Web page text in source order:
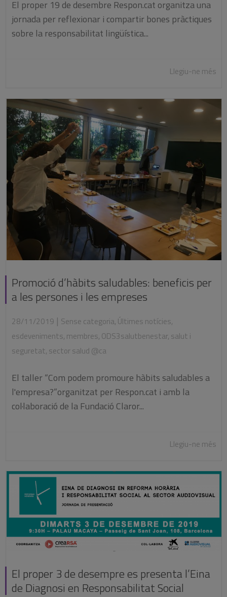
El proper 19 de desembre Respon.cat organitza una
jornada per reflexionar i compartir bones pràctiques
sobre la responsabilitat lingüística...
Llegiu-ne més
Promoció d’hàbits saludables: beneficis per
a les persones i les empreses
28/11/2019 | Sense categoria, Últimes notícies,
esdeveniments, membres, ODS3salutbenestar, salut i
seguretat, sector salud @ca
El taller “Com podem promoure hàbits saludables a
l'empresa?”organitzat per Respon.cat i amb la
col·laboració de la Fundació Claror...
Llegiu-ne més
El proper 3 de desempre es presenta l’Eina
de Diagnosi en Responsabilitat Social